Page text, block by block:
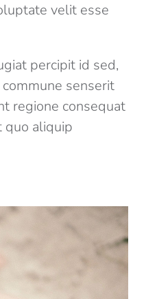
velit esse
percipit id sed,
senserit
regione consequat
quo aliquip